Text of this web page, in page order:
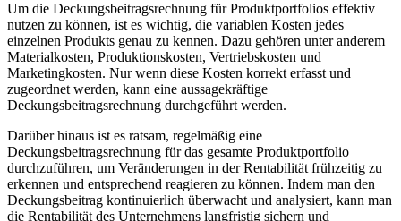
Um die Deckungsbeitragsrechnung für Produktportfolios effektiv
nutzen zu können, ist es wichtig, die variablen Kosten jedes
einzelnen Produkts genau zu kennen. Dazu gehören unter anderem
Materialkosten, Produktionskosten, Vertriebskosten und
Marketingkosten. Nur wenn diese Kosten korrekt erfasst und
zugeordnet werden, kann eine aussagekräftige
Deckungsbeitragsrechnung durchgeführt werden.
Darüber hinaus ist es ratsam, regelmäßig eine
Deckungsbeitragsrechnung für das gesamte Produktportfolio
durchzuführen, um Veränderungen in der Rentabilität frühzeitig zu
erkennen und entsprechend reagieren zu können. Indem man den
Deckungsbeitrag kontinuierlich überwacht und analysiert, kann man
die Rentabilität des Unternehmens langfristig sichern und